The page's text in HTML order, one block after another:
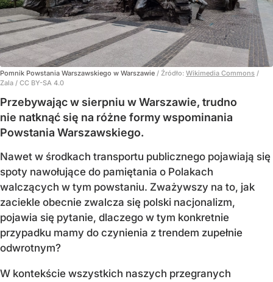
Pomnik Powstania Warszawskiego w Warszawie / Źródło: Wikimedia Commons /
Zala / CC BY-SA 4.0
Przebywając w sierpniu w Warszawie, trudno
nie natknąć się na różne formy wspominania
Powstania Warszawskiego.
Nawet w środkach transportu publicznego pojawiają się
spoty nawołujące do pamiętania o Polakach
walczących w tym powstaniu. Zważywszy na to, jak
zaciekle obecnie zwalcza się polski nacjonalizm,
pojawia się pytanie, dlaczego w tym konkretnie
przypadku mamy do czynienia z trendem zupełnie
odwrotnym?
W kontekście wszystkich naszych przegranych